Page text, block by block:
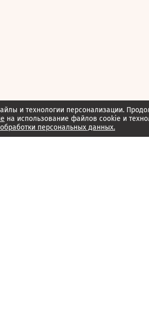
и технологии персонализации.
на использование файлов cookie и
персональных данных.